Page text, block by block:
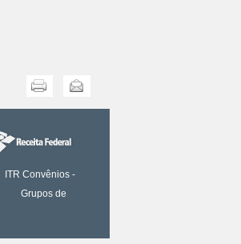
Enviar
ITR Convênios -
Grupos de